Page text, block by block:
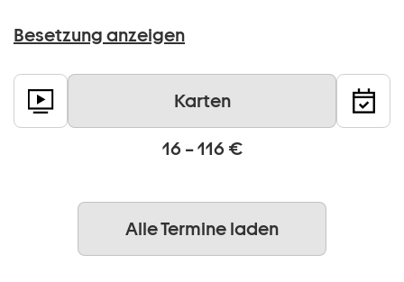
Besetzung anzeigen
Karten
16 – 116 €
Alle Termine laden